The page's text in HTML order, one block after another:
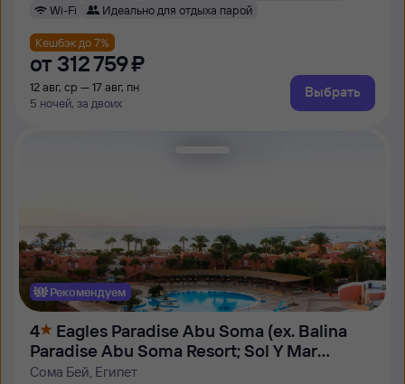
Wi-Fi
Идеально для отдыха парой
Кешбэк до 7%
от 312 ⁠759 ⁠₽
12 авг, ср — 17 авг, пн
5 ночей, за двоих
Выбрать
Рекомендуем
4
Eagles Paradise Abu Soma (ex. Balina
Paradise Abu Soma Resort; Sol Y Mar
Paradise Beach)
Сома Бей, Египет